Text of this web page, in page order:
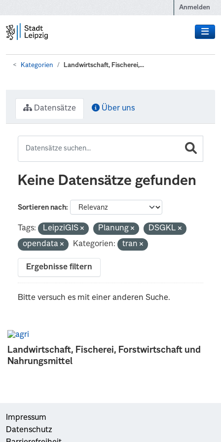
Anmelden
Kategorien Landwirtschaft, Fischerei,...
Landwirtschaft, Fischerei, Forstwirtschaft und
Nahrungsmittel
Datensätze Über uns
Keine Datensätze gefunden
Sortieren nach
Tags: LeipziGIS Planung
DSGKL
opendata
Kategorien: tran
Ergebnisse filtern
Bitte versuch es mit einer anderen Suche.
Impressum
Datenschutz